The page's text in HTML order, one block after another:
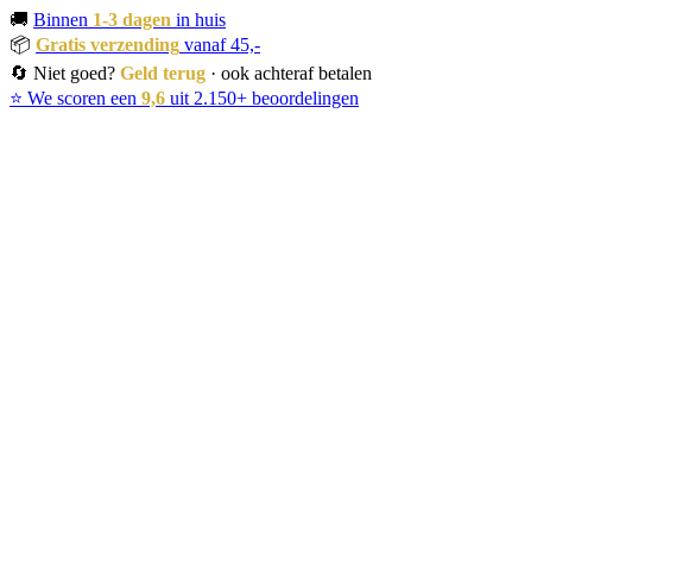
🚚 Binnen 1-3 dagen in huis
📦 Gratis verzending vanaf 45,-
🔄 Niet goed? Geld terug · ook achteraf betalen
⭐ We scoren een 9,6 uit 2.150+ beoordelingen